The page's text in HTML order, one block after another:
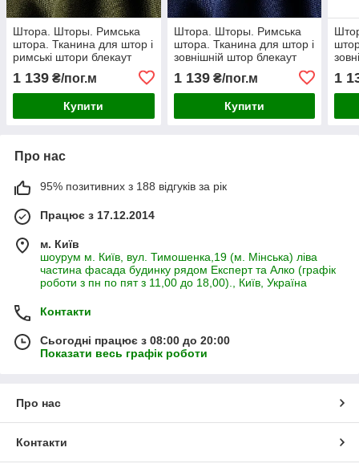
Штора. Шторы. Римська
штора. Тканина для штор і
римські штори блекаут
болотно-зелений
1 139 ₴/пог.м
Купити
Штора. Шторы. Римська
штора. Тканина для штор і
зовнішній штор блекаут
синьо-фіолетовий
1 139₴/пог.м
Купити
1
Про нас
95% позитивних з 188 відгуків за рік
Працює з 17.12.2014
м. Київ
шоурум м. Київ, вул. Тимошенка,19 (м. Мінська) ліва
частина фасада будинку рядом Експерт та Алко (графік
роботи з пн по пят з 11,00 до 18,00)., Київ, Україна
Контакти
Сьогодні працює з 08:00 до 20:00
Показати весь графік роботи
Про нас
Контакти